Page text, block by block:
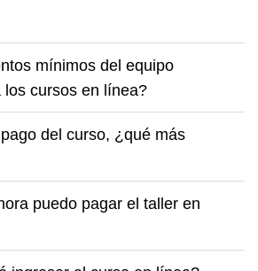
mínimos del equipo
los cursos en línea?
del curso, ¿qué más
puedo pagar el taller en